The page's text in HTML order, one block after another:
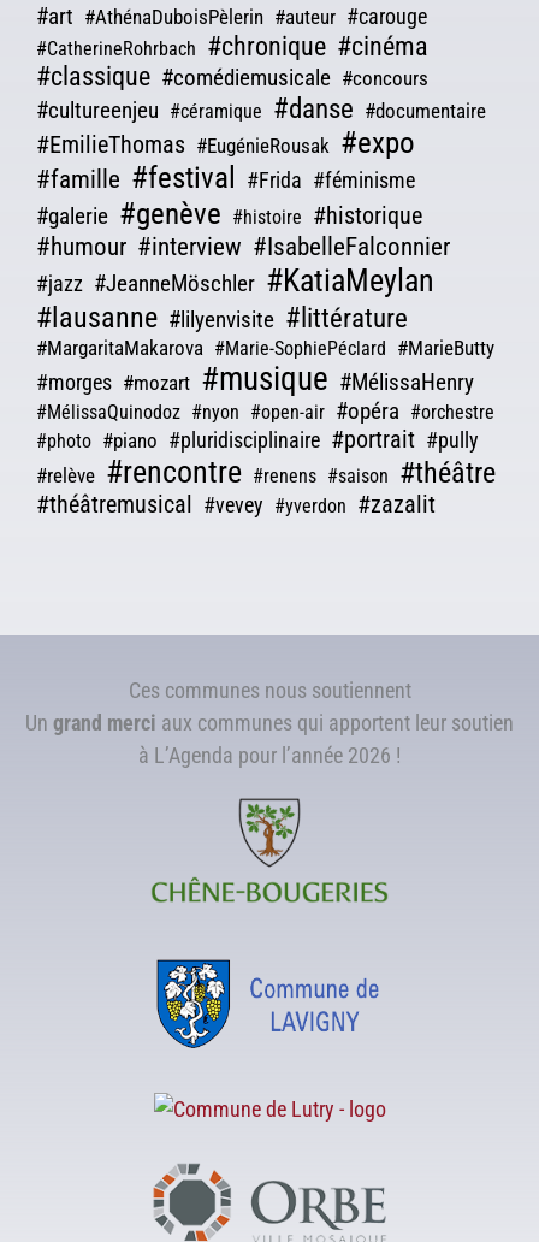
#art #AthénaDuboisPèlerin #auteur #carouge
#CatherineRohrbach #chronique #cinéma
#classique #comédiemusicale #concours
#cultureenjeu #céramique #danse #documentaire
#EmilieThomas #EugénieRousak #expo
#famille #festival #Frida #féminisme
#galerie #genève #histoire #historique
#humour #interview #IsabelleFalconnier
#jazz #JeanneMöschler #KatiaMeylan
#lausanne #lilyenvisite #littérature
#MargaritaMakarova #Marie-SophiePéclard #MarieButty
#morges #mozart #musique #MélissaHenry
#MélissaQuinodoz #nyon #open-air #opéra #orchestre
#photo #piano #pluridisciplinaire #portrait #pully
#relève #rencontre #renens #saison #théâtre
#théâtremusical #vevey #yverdon #zazalit
Ces communes nous soutiennent
Un grand merci aux communes qui apportent leur soutien
à L’Agenda pour l’année 2026 !